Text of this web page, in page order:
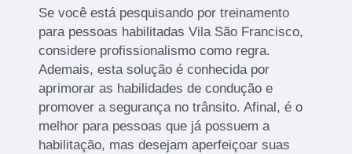
Se você está pesquisando por treinamento
para pessoas habilitadas Vila São Francisco,
considere profissionalismo como regra.
Ademais, esta solução é conhecida por
aprimorar as habilidades de condução e
promover a segurança no trânsito. Afinal, é o
melhor para pessoas que já possuem a
habilitação, mas desejam aperfeiçoar suas